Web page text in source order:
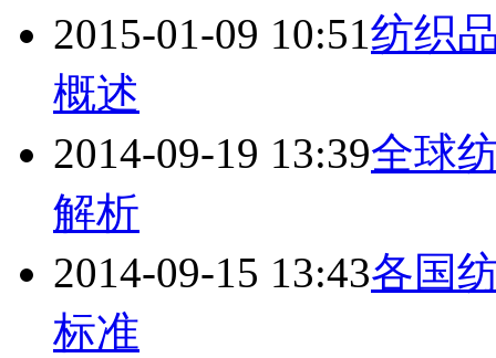
2015-01-09 10:51纺织
概述
2014-09-19 13:39全球
解析
2014-09-15 13:43各国
标准